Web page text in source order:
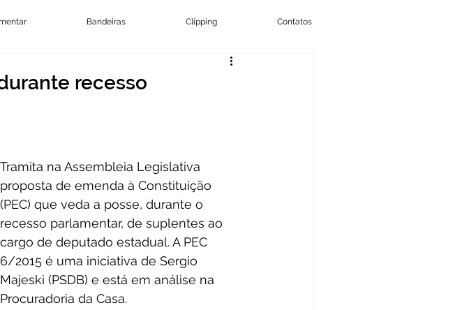
Bandeiras Clipping Contatos
recesso
Tramita na Assembleia Legislativa
proposta de emenda à Constituição
(PEC) que veda a posse, durante o
recesso parlamentar, de suplentes ao
cargo de deputado estadual. A PEC
6/2015 é uma iniciativa de Sergio
Majeski (PSDB) e está em análise na
Procuradoria da Casa.